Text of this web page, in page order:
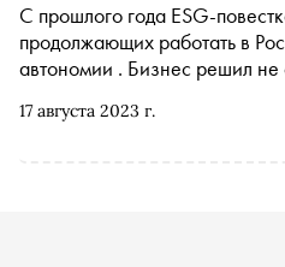
17 августа 2023 г.
С прошлого года ESG-
продолжающих работать в России, перешла
автономии . Бизнес решил не
экологическое, социальное и